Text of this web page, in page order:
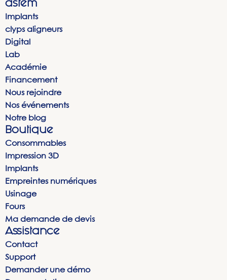
astem
Implants
clyps aligneurs
Digital
Lab
Académie
Financement
Nous rejoindre
Nos événements
Notre blog
Boutique
Consommables
Impression 3D
Implants
Empreintes numériques
Usinage
Fours
Ma demande de devis
Assistance
Contact
Support
Demander une démo